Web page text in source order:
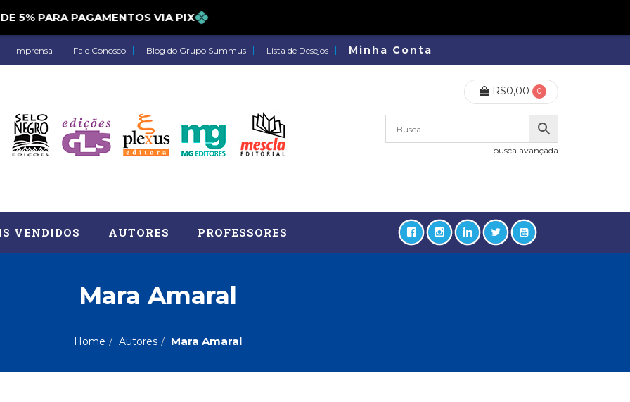
PARA PAGAMENTOS VIA PIX
Imprensa Fale Conosco Blog do Grupo Summus Lista de Desejos Minha Conta
R$0,00 0
busca avançada
Comportamento (418)
Economia, Negócios (31)
Educação (278)
VENDIDOS AUTORES PROFESSORES
Mara Amaral
Home Autores Mara Amaral